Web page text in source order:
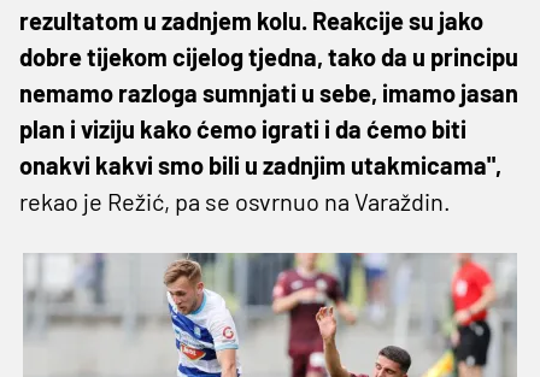
rezultatom u zadnjem kolu. Reakcije su jako
dobre tijekom cijelog tjedna, tako da u principu
nemamo razloga sumnjati u sebe, imamo jasan
plan i viziju kako ćemo igrati i da ćemo biti
onakvi kakvi smo bili u zadnjim utakmicama",
rekao je Režić, pa se osvrnuo na Varaždin.